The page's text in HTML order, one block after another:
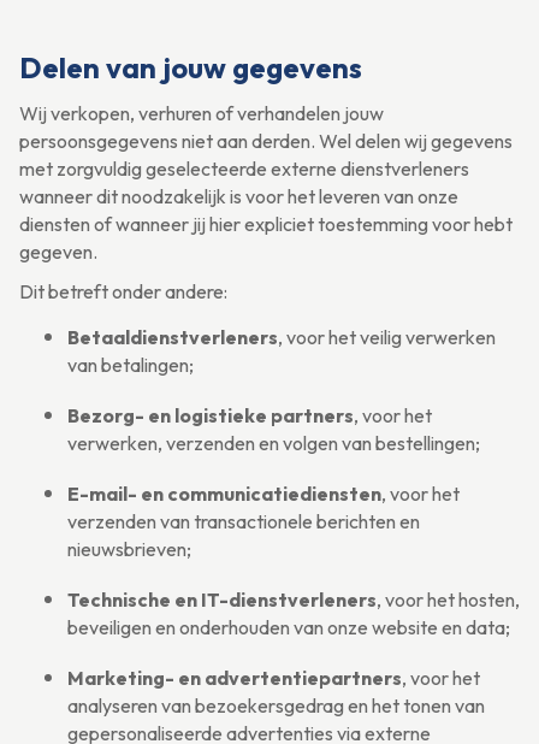
Delen van jouw gegevens
Wij verkopen, verhuren of verhandelen jouw
persoonsgegevens niet aan derden. Wel delen wij gegevens
met zorgvuldig geselecteerde externe dienstverleners
wanneer dit noodzakelijk is voor het leveren van onze
diensten of wanneer jij hier expliciet toestemming voor hebt
gegeven.
Dit betreft onder andere:
Betaaldienstverleners, voor het veilig verwerken
van betalingen;
Bezorg- en logistieke partners, voor het
verwerken, verzenden en volgen van bestellingen;
E-mail- en communicatiediensten, voor het
verzenden van transactionele berichten en
nieuwsbrieven;
Technische en IT-dienstverleners, voor het hosten,
beveiligen en onderhouden van onze website en data;
Marketing- en advertentiepartners, voor het
analyseren van bezoekersgedrag en het tonen van
gepersonaliseerde advertenties via externe